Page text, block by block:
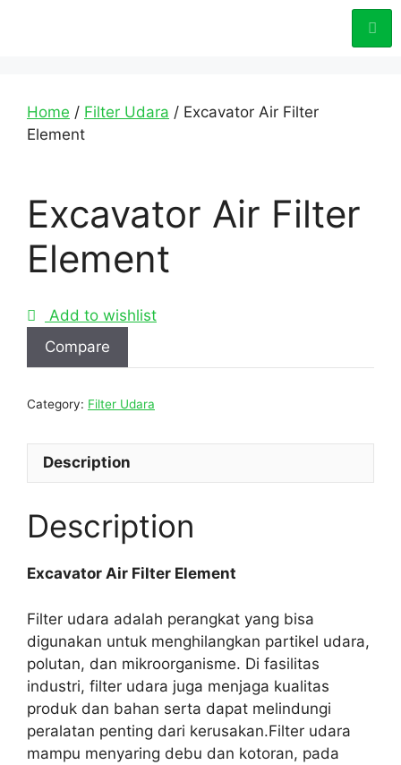
Home / Filter Udara / Excavator Air Filter
Element
Excavator Air Filter
Element
Add to wishlist
Compare
Category: Filter Udara
Description
Description
Excavator Air Filter Element
Filter udara adalah perangkat yang bisa
digunakan untuk menghilangkan partikel udara,
polutan, dan mikroorganisme. Di fasilitas
industri, filter udara juga menjaga kualitas
produk dan bahan serta dapat melindungi
peralatan penting dari kerusakan.Filter udara
mampu menyaring debu dan kotoran, pada